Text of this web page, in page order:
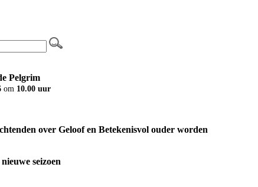
Pelgrim
om 10.00 uur
over Geloof en Betekenisvol ouder worden
seizoen